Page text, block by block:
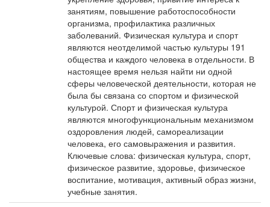
занятиям, повышение работоспособности
организма, профилактика различных
заболеваний. Физическая культура и спорт
являются неотделимой частью культуры 191
общества и каждого человека в отдельности. В
настоящее время нельзя найти ни одной
сферы человеческой деятельности, которая не
была бы связана со спортом и физической
культурой. Спорт и физическая культура
являются многофункциональным механизмом
оздоровления людей, самореализации
человека, его самовыражения и развития.
Ключевые слова: физическая культура, спорт,
физическое развитие, здоровье, физическое
воспитание, мотивация, активный образ жизни,
учебные занятия.